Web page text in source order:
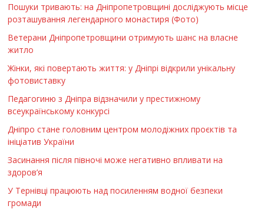
Пошуки тривають: на Дніпропетровщині досліджують місце
розташування легендарного монастиря (Фото)
Ветерани Дніпропетровщини отримують шанс на власне
житло
Жінки, які повертають життя: у Дніпрі відкрили унікальну
фотовиставку
Педагогиню з Дніпра відзначили у престижному
всеукраїнському конкурсі
Дніпро стане головним центром молодіжних проєктів та
ініціатив України
Засинання після півночі може негативно впливати на
здоров’я
У Тернівці працюють над посиленням водної безпеки
громади